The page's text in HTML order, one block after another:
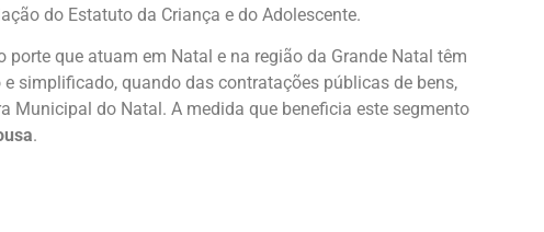
do Estatuto da Criança e do Adolescente.
porte que atuam em Natal e na região da Grande Natal têm
simplificado, quando das contratações públicas de bens,
Municipal do Natal. A medida que beneficia este segmento
.